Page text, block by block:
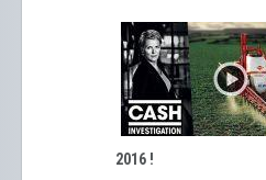
2016 !